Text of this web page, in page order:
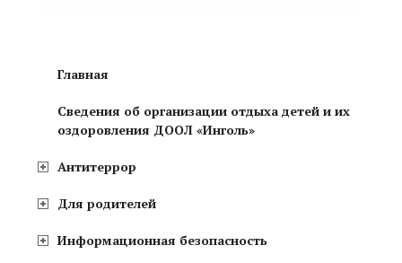
Главная
Сведения об организации отдыха детей и их
оздоровления ДООЛ «Инголь»
Антитеррор
Для родителей
Информационная безопасность